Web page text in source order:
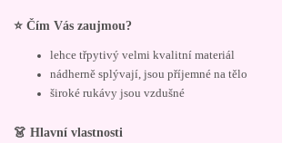
⭐ Čím Vás zaujmou?
lehce třpytivý velmi kvalitní materiál
nádherně splývají, jsou příjemné na tělo
široké rukávy jsou vzdušné
👗 Hlavní vlastnosti